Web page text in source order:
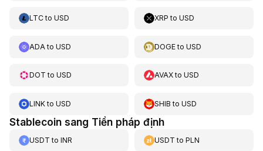
LTCto USD XRP toUSD
ADA to USD DOGEtoUSD
DOT to USD AVAXtoUSD
LINKto USD SHIB toUSD
Stablecoin sang Tiền pháp định
USDT to INR USDT toPLN